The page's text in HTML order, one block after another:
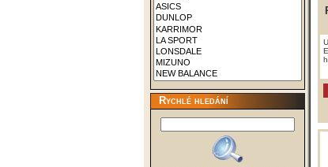
Rychlé hledání